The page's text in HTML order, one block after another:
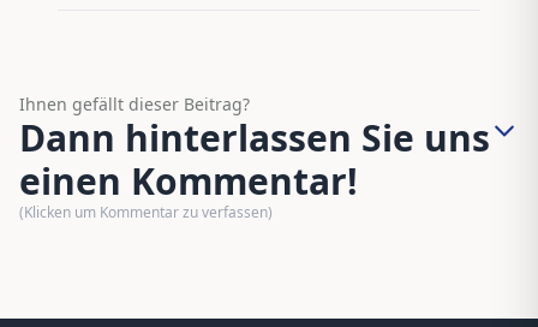
Ihnen gefällt dieser Beitrag?
Dann hinterlassen Sie uns
einen Kommentar!
(Klicken um Kommentar zu verfassen)